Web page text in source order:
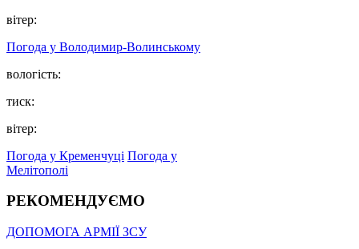
вітер:
Погода у Володимир-Волинському
вологість:
тиск:
вітер:
Погода у Кременчуці Погода у
Мелітополі
РЕКОМЕНДУЄМО
ДОПОМОГА АРМІЇ ЗСУ